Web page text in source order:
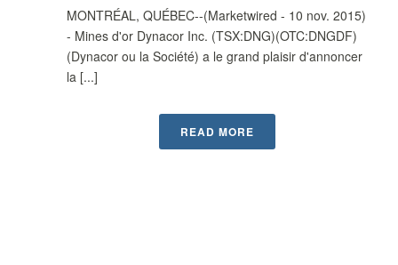
MONTRÉAL, QUÉBEC--(Marketwired - 10 nov. 2015)
- Mines d'or Dynacor Inc. (TSX:DNG)(OTC:DNGDF)
(Dynacor ou la Société) a le grand plaisir d'annoncer
la [...]
READ MORE